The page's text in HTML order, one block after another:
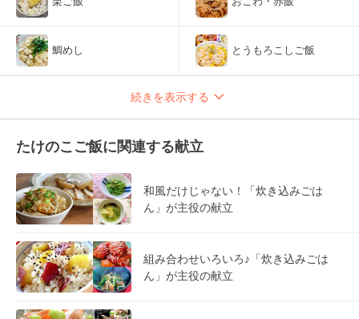
鯛めし とうもろこしご飯
続きを表示する
たけのこご飯に関連する献立
和風だけじゃない！「炊き込みごは
ん」が主役の献立
組み合わせいろいろ♪「炊き込みごは
ん」が主役の献立